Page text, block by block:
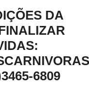
DA
6809